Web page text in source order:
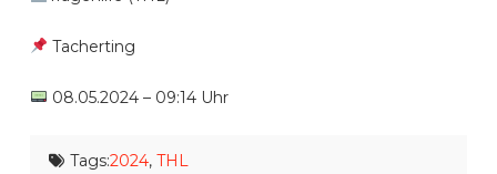
Tacherting
08.05.2024 – 09:14 Uhr
Tags:2024, THL